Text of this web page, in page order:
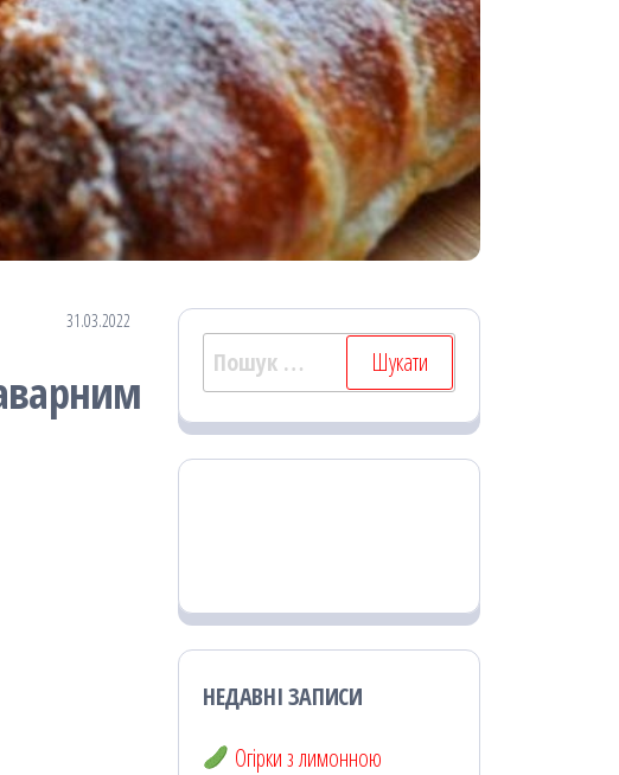
31.03.2022
Пошук:
НЕДАВНІ ЗАПИСИ
Огірки з лимонною